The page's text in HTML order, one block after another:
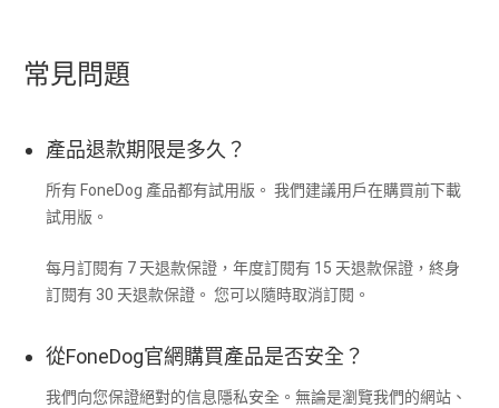
常見問題
產品退款期限是多久？
所有 FoneDog 產品都有試用版。 我們建議用戶在購買前下載
試用版。
每月訂閱有 7 天退款保證，年度訂閱有 15 天退款保證，終身
訂閱有 30 天退款保證。 您可以隨時取消訂閱。
從FoneDog官網購買產品是否安全？
我們向您保證絕對的信息隱私安全。無論是瀏覽我們的網站、